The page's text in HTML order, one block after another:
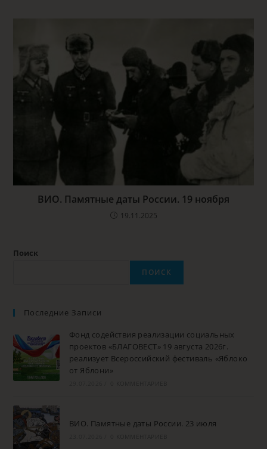
ВИО. Памятные даты России. 19 ноября
19.11.2025
Поиск
ПОИСК
Последние Записи
Фонд содействия реализации социальных
проектов «БЛАГОВЕСТ» 19 августа 2026г.
реализует Всероссийский фестиваль «Яблоко
от Яблони»
ВИО. Памятные даты России. 23 июля